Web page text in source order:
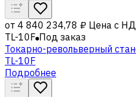
от 4 840 234,78 ₽ Цена с
TL-10F Под заказ
Токарно-револьверный
TL-10F
Подробнее